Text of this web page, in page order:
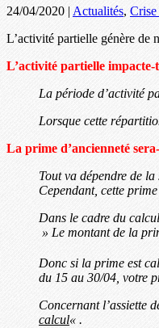
24/04/2020 | Actualités,
L’activité partielle génère de
L’activité partielle
La période d’activité
Lorsque cette
La prime d’ancienneté
Tout va dépendre de
Cependant, cette
Dans le cadre du
» Le montant de la
Donc si la prime est
du 15 au 30/04, votre
Concernant l’assiette
calcul« .